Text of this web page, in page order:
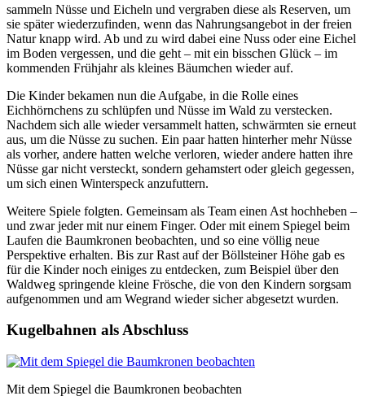
sammeln Nüsse und Eicheln und vergraben diese als Reserven, um
sie später wiederzufinden, wenn das Nahrungsangebot in der freien
Natur knapp wird. Ab und zu wird dabei eine Nuss oder eine Eichel
im Boden vergessen, und die geht – mit ein bisschen Glück – im
kommenden Frühjahr als kleines Bäumchen wieder auf.
Die Kinder bekamen nun die Aufgabe, in die Rolle eines
Eichhörnchens zu schlüpfen und Nüsse im Wald zu verstecken.
Nachdem sich alle wieder versammelt hatten, schwärmten sie erneut
aus, um die Nüsse zu suchen. Ein paar hatten hinterher mehr Nüsse
als vorher, andere hatten welche verloren, wieder andere hatten ihre
Nüsse gar nicht versteckt, sondern gehamstert oder gleich gegessen,
um sich einen Winterspeck anzufuttern.
Weitere Spiele folgten. Gemeinsam als Team einen Ast hochheben –
und zwar jeder mit nur einem Finger. Oder mit einem Spiegel beim
Laufen die Baumkronen beobachten, und so eine völlig neue
Perspektive erhalten. Bis zur Rast auf der Böllsteiner Höhe gab es
für die Kinder noch einiges zu entdecken, zum Beispiel über den
Waldweg springende kleine Frösche, die von den Kindern sorgsam
aufgenommen und am Wegrand wieder sicher abgesetzt wurden.
Kugelbahnen als Abschluss
Mit dem Spiegel die Baumkronen beobachten